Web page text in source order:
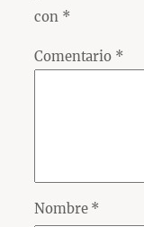
con *
Comentario *
Nombre *